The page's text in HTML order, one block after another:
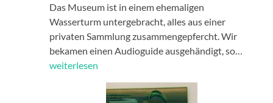
Das Museum ist in einem ehemaligen
Wasserturm untergebracht, alles aus einer
privaten Sammlung zusammengepfercht. Wir
bekamen einen Audioguide ausgehändigt, so…
weiterlesen